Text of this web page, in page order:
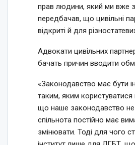
прав людини, який ми вже
передбачав, що цивільні
відкриті й для
Адвокати цивільних
бачать причин вводити
«Законодавство має бути
таким, яким користуватися
що наше законодавство
спільнота постійно має
змінювати. Тоді для чого